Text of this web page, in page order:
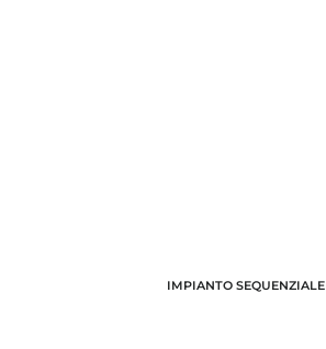
IMPIANTO SEQUENZIALE